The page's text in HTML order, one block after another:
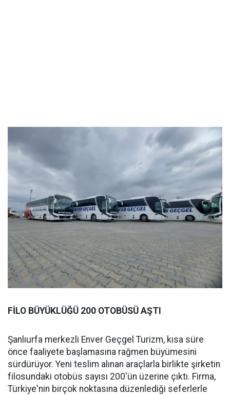
FİLO BÜYÜKLÜĞÜ 200 OTOBÜSÜ AŞTI
Şanlıurfa merkezli Enver Geçgel Turizm, kısa süre
önce faaliyete başlamasına rağmen büyümesini
sürdürüyor. Yeni teslim alınan araçlarla birlikte şirketin
filosundaki otobüs sayısı 200'ün üzerine çıktı. Firma,
Türkiye'nin birçok noktasına düzenlediği seferlerle